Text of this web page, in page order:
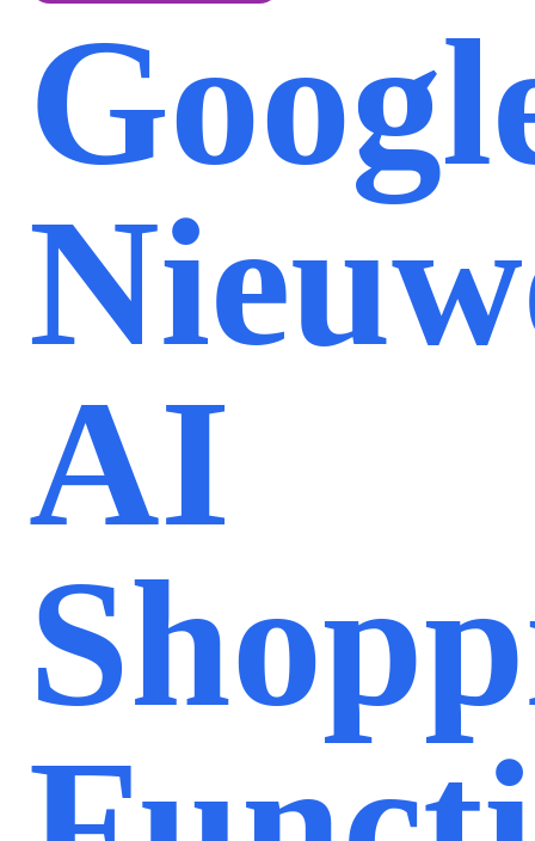
AI